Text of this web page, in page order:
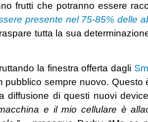
frutti che potranno essere
presente nel 75-85% delle
tutta la sua
la finestra offerta dagli
pubblico sempre nuovo. Questo
diffusione di questi nuovi
e il mio cellulare è